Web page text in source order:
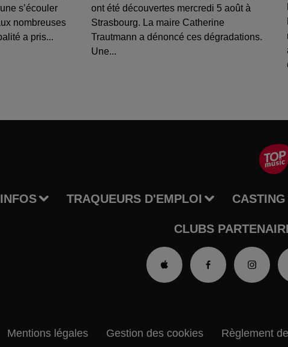
s’écouler
nombreuses
a pris...
ont été découvertes mercredi 5 août à
Strasbourg. La maire Catherine
Trautmann a dénoncé ces dégradations.
Une...
INFOS TRAQUEURS D'EMPLOI CASTING
CLUBS
Mentions légales Gestion des cookies Règlement